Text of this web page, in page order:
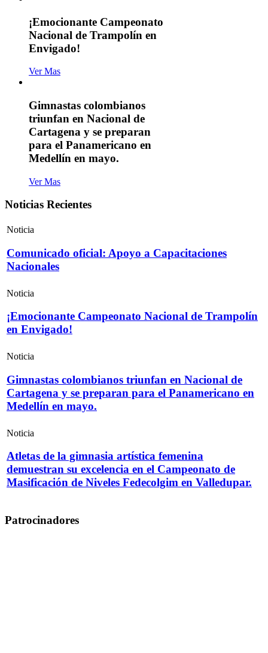
¡Emocionante Campeonato
Nacional de Trampolín en
Envigado!
Ver Mas
Gimnastas colombianos
triunfan en Nacional de
Cartagena y se preparan
para el Panamericano en
Medellín en mayo.
Ver Mas
Noticias Recientes
Noticia
Comunicado oficial: Apoyo a Capacitaciones
Nacionales
Noticia
¡Emocionante Campeonato Nacional de Trampolín
en Envigado!
Noticia
Gimnastas colombianos triunfan en Nacional de
Cartagena y se preparan para el Panamericano en
Medellín en mayo.
Noticia
Atletas de la gimnasia artística femenina
demuestran su excelencia en el Campeonato de
Masificación de Niveles Fedecolgim en Valledupar.
Patrocinadores